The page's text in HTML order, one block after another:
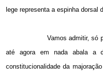
lege representa a espinha dorsal
Vamos admitir, só
até agora em nada abala a
constitucionalidade da